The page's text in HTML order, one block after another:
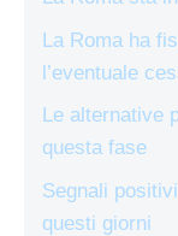
La Roma ha
l’eventuale
Le alternative
questa fase
Segnali
questi giorni